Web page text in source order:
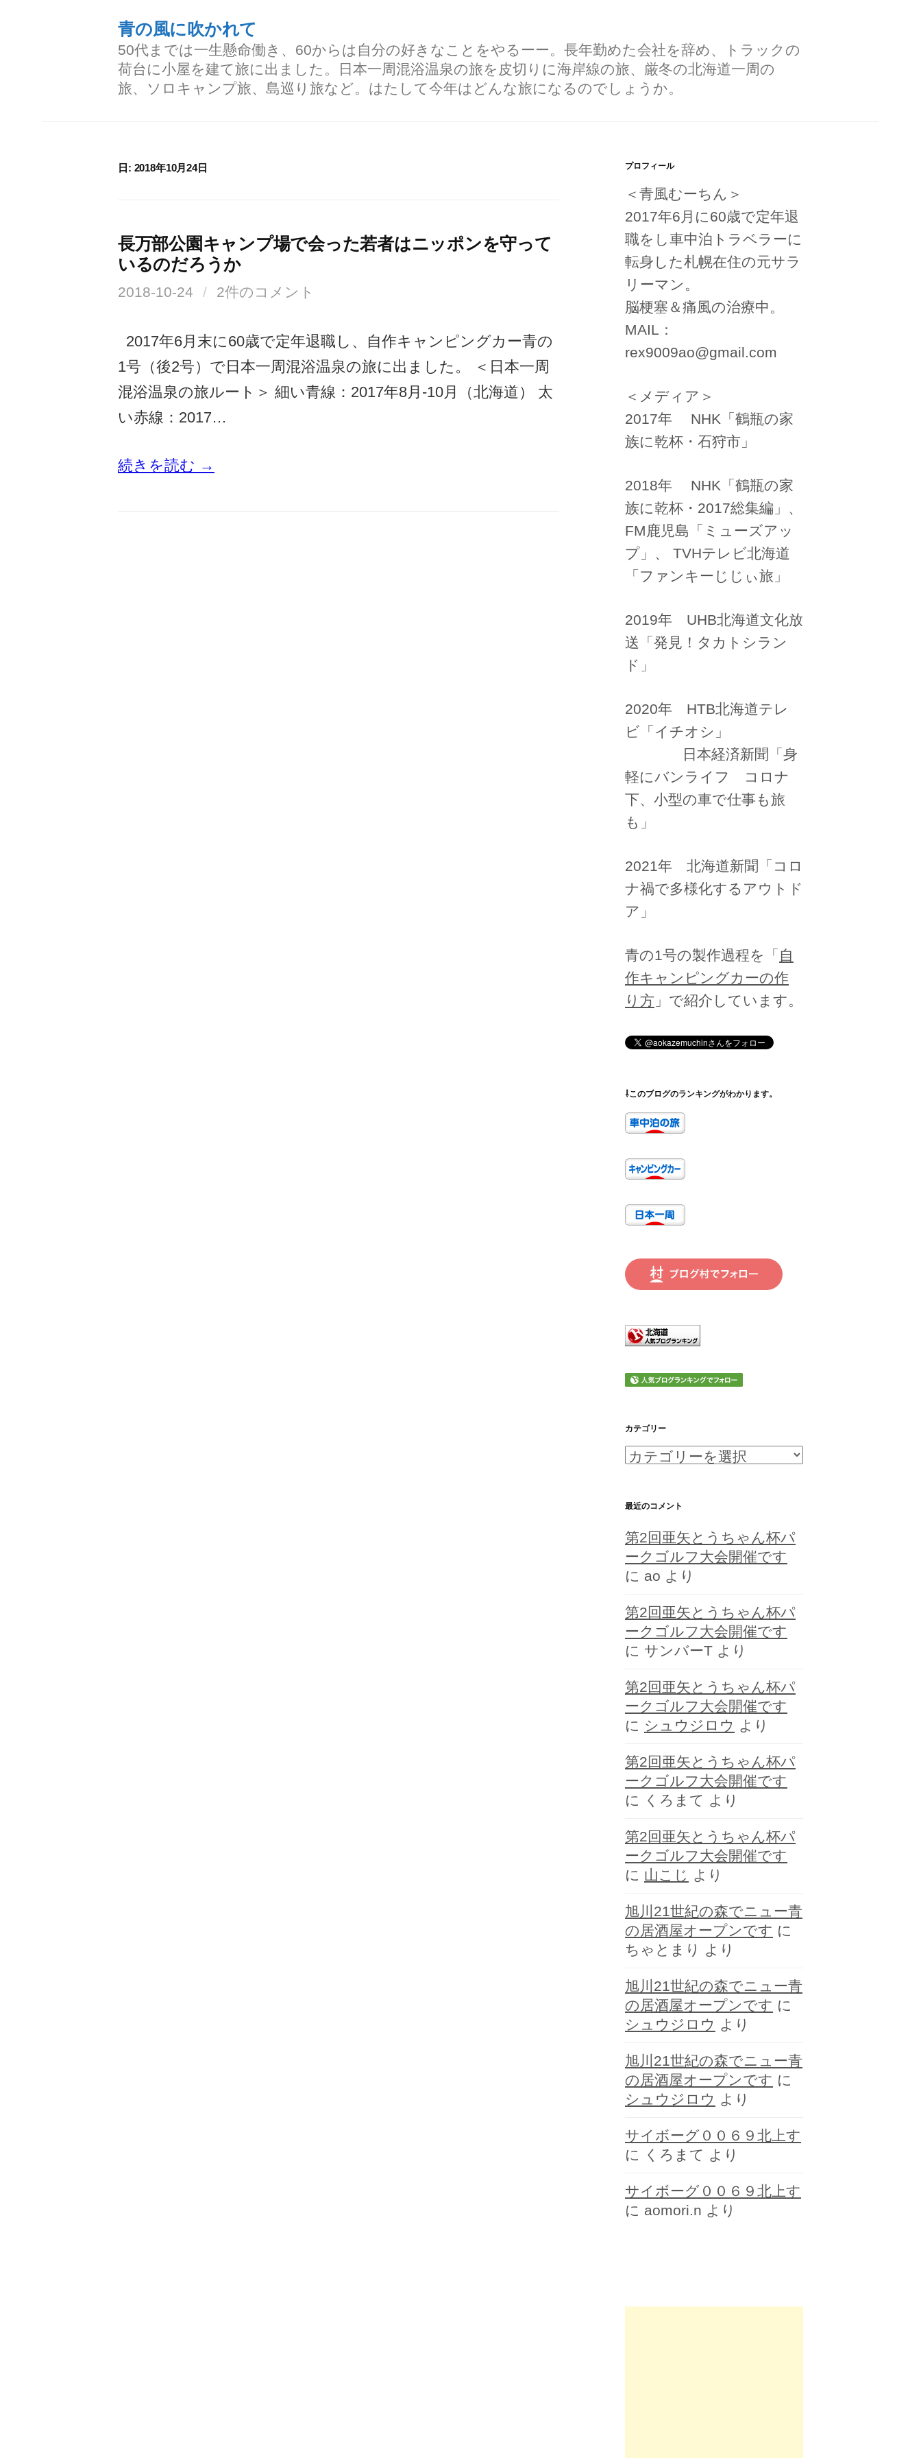
青の風に吹かれて
50代までは一生懸命働き、60からは自分の好きなことをやるーー。長年勤めた会社を辞め、トラックの
荷台に小屋を建て旅に出ました。日本一周混浴温泉の旅を皮切りに海岸線の旅、厳冬の北海道一周の
旅、ソロキャンプ旅、島巡り旅など。はたして今年はどんな旅になるのでしょうか。
日: 2018年10月24日
長万部公園キャンプ場で会った若者はニッポンを守って
いるのだろうか
2018-10-24 / 2件のコメント
2017年6月末に60歳で定年退職し、自作キャンピングカー青の
1号（後2号）で日本一周混浴温泉の旅に出ました。 ＜日本一周
混浴温泉の旅ルート＞ 細い青線：2017年8月-10月（北海道） 太
い赤線：2017…
続きを読む →
プロフィール
＜青風むーちん＞
2017年6月に60歳で定年退
職をし車中泊トラベラーに
転身した札幌在住の元サラ
リーマン。
脳梗塞＆痛風の治療中。
MAIL：
rex9009ao@gmail.com
＜メディア＞
2017年 NHK「鶴瓶の家
族に乾杯・石狩市」
2018年 NHK「鶴瓶の家
族に乾杯・2017総集編」、
FM鹿児島「ミューズアッ
プ」、 TVHテレビ北海道
「ファンキーじじぃ旅」
2019年 UHB北海道文化放
送「発見！タカトシラン
ド」
2020年 HTB北海道テレ
ビ「イチオシ」
日本経済新聞「身
軽にバンライフ コロナ
下、小型の車で仕事も旅
も」
2021年 北海道新聞「コロ
ナ禍で多様化するアウトド
ア」
青の1号の製作過程を「 自
作キャンピングカーの作
り方 」で紹介しています。
⇩このブログのランキングがわかります。
カテゴリー
カ
ゴ
ー
最近のコメント
第2回亜矢とうちゃん杯パ
ークゴルフ大会開催です
に ao より
第2回亜矢とうちゃん杯パ
ークゴルフ大会開催です
に サンバーT より
第2回亜矢とうちゃん杯パ
ークゴルフ大会開催です
に シュウジロウ より
第2回亜矢とうちゃん杯パ
ークゴルフ大会開催です
に
くろまて より
第2回亜矢とうちゃん杯パ
ークゴルフ大会開催です
に 山こじ より
旭川21世紀の森でニュー青
の居酒屋オープンです に
ちゃとまり
より
旭川21世紀の森でニュー青
の居酒屋オープンです に
シュウジロウ より
旭川21世紀の森でニュー青
の居酒屋オープンです に
シュウジロウ より
サイボーグ００６９北上す
に
くろまて より
サイボーグ００６９北上す
に aomori.n より